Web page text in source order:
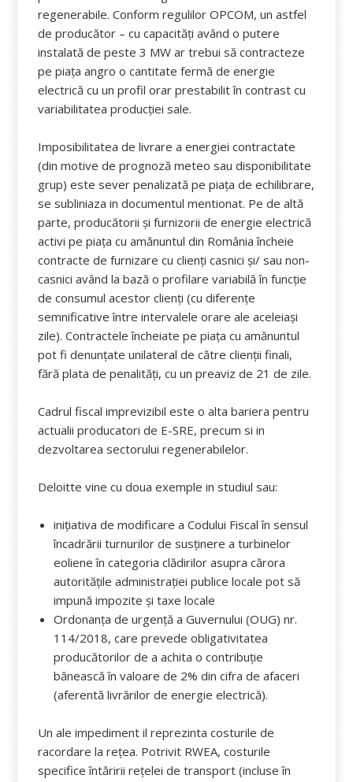
regenerabile. Conform regulilor OPCOM, un astfel
de producător – cu capacități având o putere
instalată de peste 3 MW ar trebui să contracteze
pe piața angro o cantitate fermă de energie
electrică cu un profil orar prestabilit în contrast cu
variabilitatea producției sale.
Imposibilitatea de livrare a energiei contractate
(din motive de prognoză meteo sau disponibilitate
grup) este sever penalizată pe piața de echilibrare,
se subliniaza in documentul mentionat. Pe de altă
parte, producătorii și furnizorii de energie electrică
activi pe piața cu amănuntul din România încheie
contracte de furnizare cu clienți casnici și/ sau non-
casnici având la bază o profilare variabilă în funcție
de consumul acestor clienți (cu diferențe
semnificative între intervalele orare ale aceleiași
zile). Contractele încheiate pe piața cu amănuntul
pot fi denunțate unilateral de către clienții finali,
fără plata de penalități, cu un preaviz de 21 de zile.
Cadrul fiscal imprevizibil este o alta bariera pentru
actualii producatori de E-SRE, precum si in
dezvoltarea sectorului regenerabilelor.
Deloitte vine cu doua exemple in studiul sau:
inițiativa de modificare a Codului Fiscal în sensul
încadrării turnurilor de susținere a turbinelor
eoliene în categoria clădirilor asupra cărora
autoritățile administrației publice locale pot să
impună impozite și taxe locale
Ordonanța de urgență a Guvernului (OUG) nr.
114/2018, care prevede obligativitatea
producătorilor de a achita o contribuție
bănească în valoare de 2% din cifra de afaceri
(aferentă livrărilor de energie electrică).
Un ale impediment il reprezinta costurile de
racordare la rețea. Potrivit RWEA, costurile
specifice întăririi rețelei de transport (incluse în